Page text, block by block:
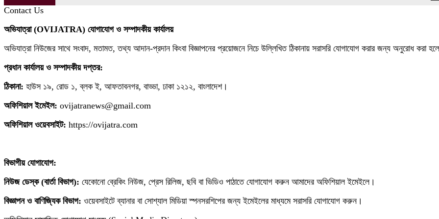
Contact Us
অভিযাত্রা (OVIJATRA) যোগাযোগ ও সম্পাদকীয় কার্যালয়
অভিযাত্রা নিউজের সাথে সংবাদ, মতামত, তথ্য আদান-প্রদান কিংবা বিজ্ঞাপনের প্রয়োজনে নিচে উল্লিখিত ঠিকানায় সরাসরি যোগাযোগ করার জন্য অনুরোধ করা
প্রধান কার্যালয় ও সম্পাদকীয় দপ্তর:
ঠিকানা: হাউস ১৯, রোড ১, ব্লক ই, আফতাবনগর, বাড্ডা, ঢাকা ১২১২, বাংলাদেশ।
অফিশিয়াল ইমেইল: ovijatranews@gmail.com
অফিশিয়াল ওয়েবসাইট: https://ovijatra.com
বিভাগীয় যোগাযোগ:
নিউজ ডেস্ক (বার্তা বিভাগ): যেকোনো ব্রেকিং নিউজ, প্রেস রিলিজ, ছবি বা ভিডিও পাঠাতে যোগাযোগ করুন আমাদের অফিশিয়াল ইমেইলে।
বিজ্ঞাপন ও বাণিজ্যিক বিভাগ: ওয়েবসাইটে ব্যানার বা সোশ্যাল মিডিয়া স্পনসরশিপের জন্য ইমেইলের মাধ্যমে সরাসরি যোগাযোগ করুন।